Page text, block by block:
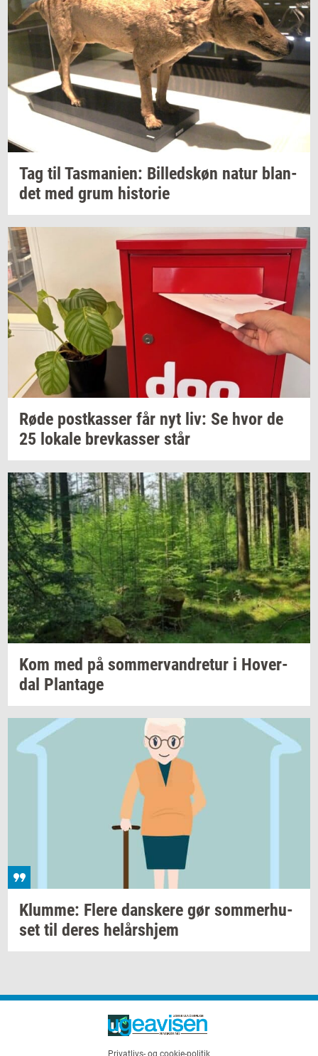
Tag til Tas­ma­ni­en: Bil­leds­køn natur blan­
det med grum hi­sto­rie
Røde po­st­kas­ser får nyt liv: Se hvor de
25 lo­ka­le brev­kas­ser står
Kom med på som­mer­van­dre­tur i Ho­ver­
dal Plan­ta­ge
Klum­me: Flere dan­ske­re gør som­mer­hu­
set til deres helårs­hjem
Privatlivs- og cookie-politik